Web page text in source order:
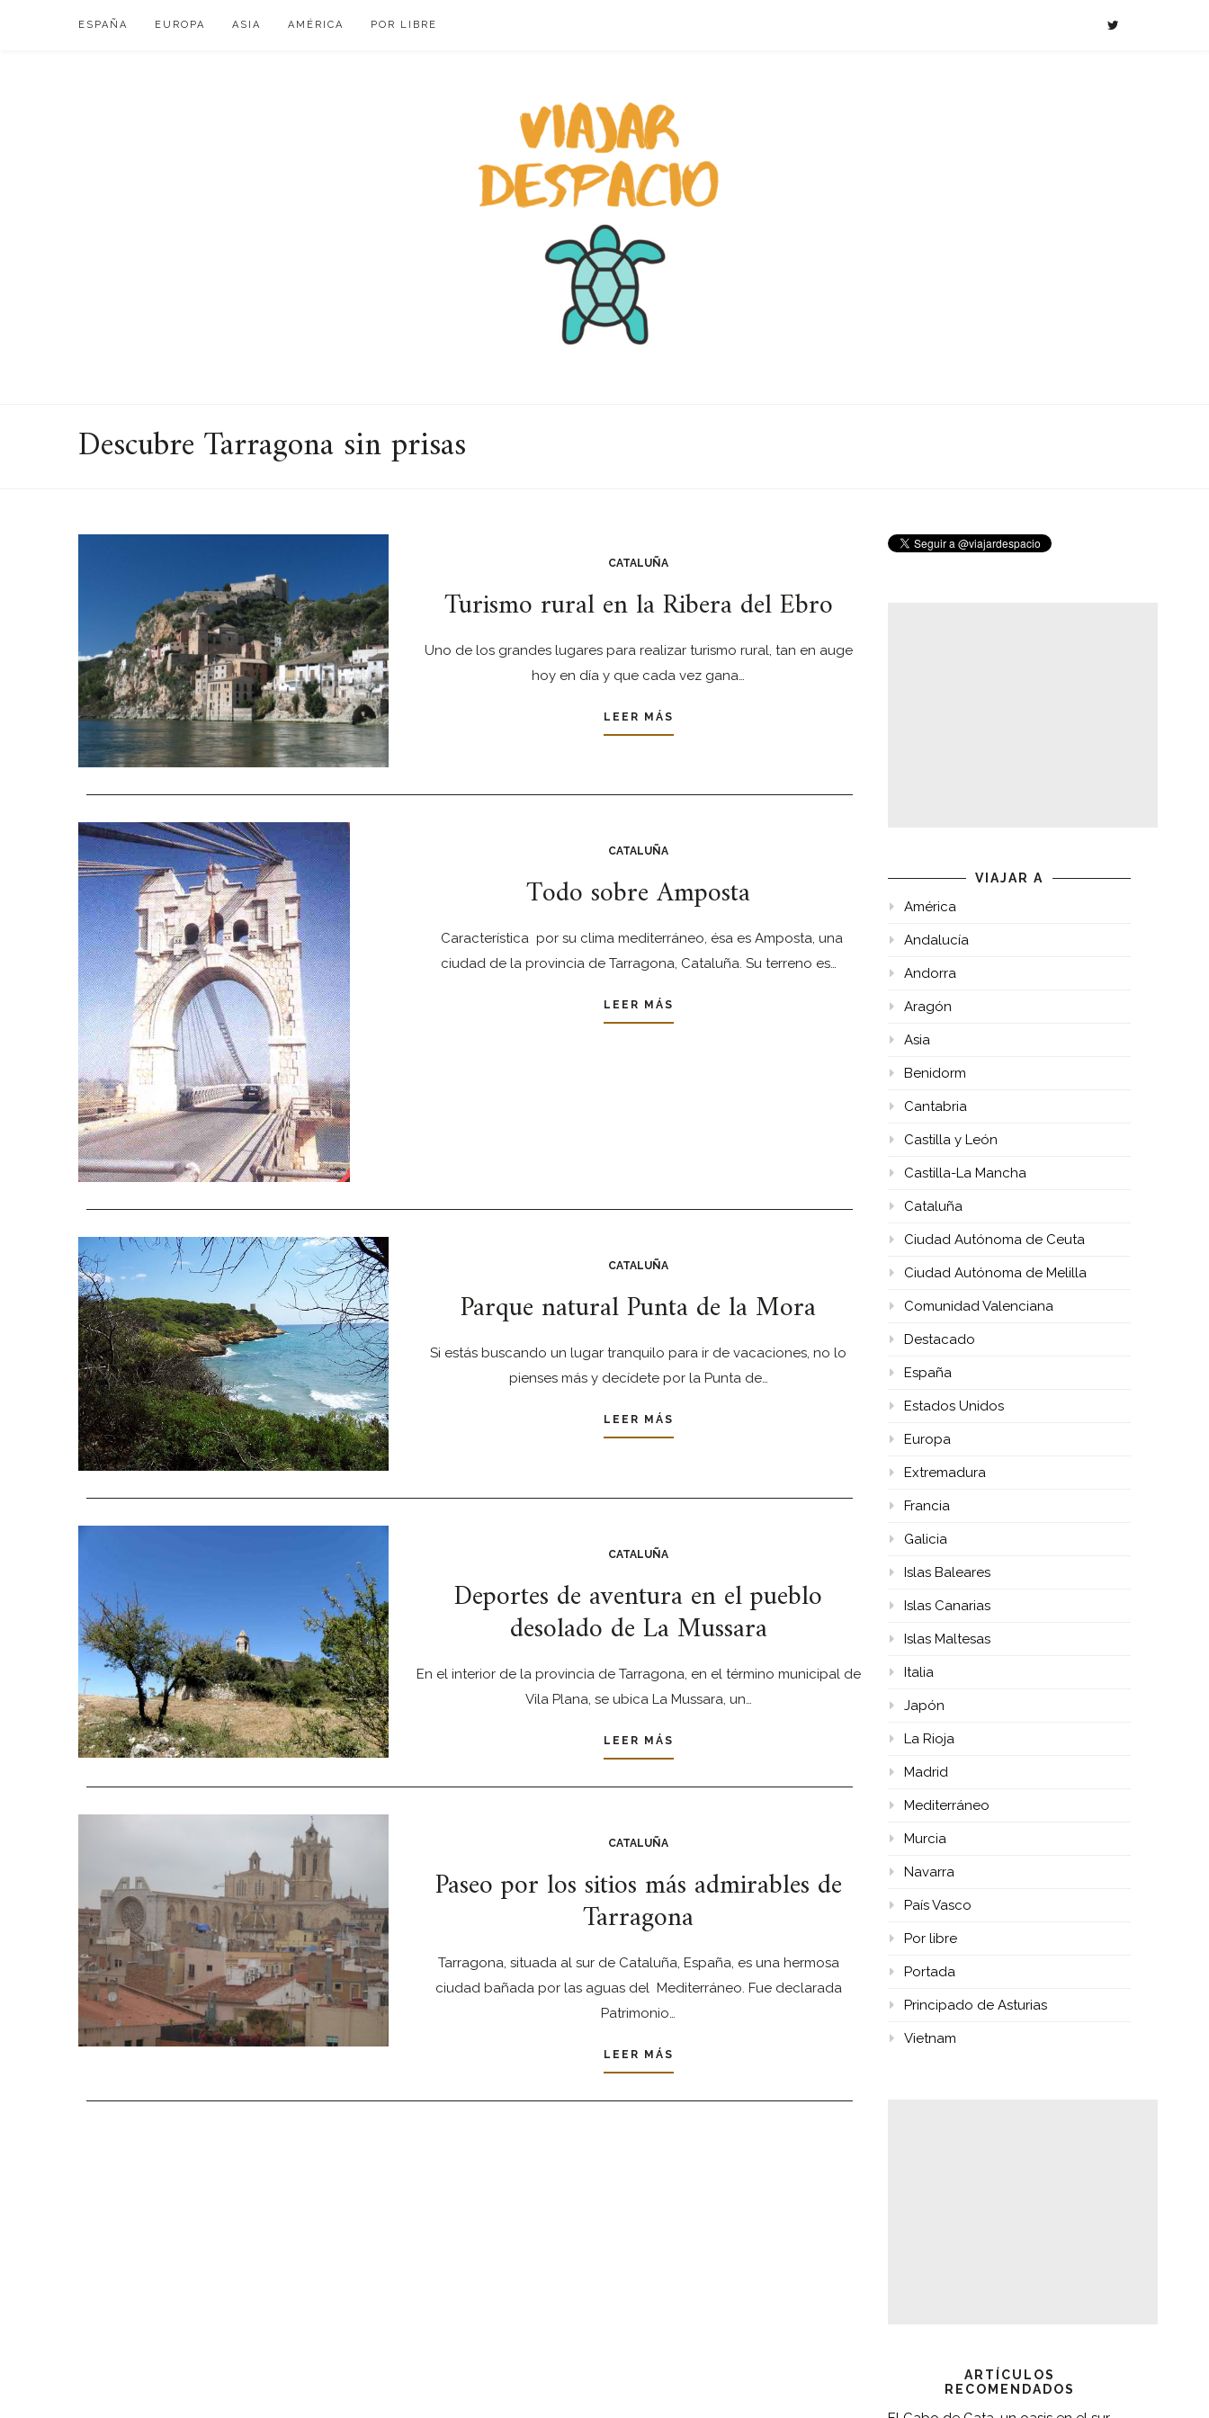
ESPAÑA EUROPA ASIA AMÉRICA POR LIBRE
Descubre Tarragona sin prisas
CATALUÑA
Turismo rural en la Ribera del Ebro
Uno de los grandes lugares para realizar turismo rural, tan en auge
hoy en día y que cada vez gana…
LEER MÁS
CATALUÑA
Todo sobre Amposta
Característica por su clima mediterráneo, ésa es Amposta, una
ciudad de la provincia de Tarragona, Cataluña. Su terreno es…
LEER MÁS
CATALUÑA
Parque natural Punta de la Mora
Si estás buscando un lugar tranquilo para ir de vacaciones, no lo
pienses más y decídete por la Punta de…
LEER MÁS
CATALUÑA
Deportes de aventura en el pueblo
desolado de La Mussara
En el interior de la provincia de Tarragona, en el término municipal de
Vila Plana, se ubica La Mussara, un…
LEER MÁS
CATALUÑA
Paseo por los sitios más admirables de
Tarragona
Tarragona, situada al sur de Cataluña, España, es una hermosa
ciudad bañada por las aguas del Mediterráneo. Fue declarada
Patrimonio…
LEER MÁS
VIAJAR A
América
Andalucía
Andorra
Aragón
Asia
Benidorm
Cantabria
Castilla y León
Castilla-La Mancha
Cataluña
Ciudad Autónoma de Ceuta
Ciudad Autónoma de Melilla
Comunidad Valenciana
Destacado
España
Estados Unidos
Europa
Extremadura
Francia
Galicia
Islas Baleares
Islas Canarias
Islas Maltesas
Italia
Japón
La Rioja
Madrid
Mediterráneo
Murcia
Navarra
País Vasco
Por libre
Portada
Principado de Asturias
Vietnam
ARTÍCULOS
RECOMENDADOS